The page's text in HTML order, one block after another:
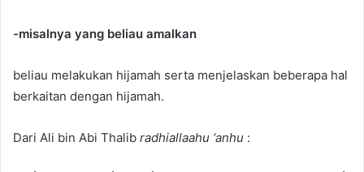
-misalnya yang beliau amalkan
beliau melakukan hijamah serta menjelaskan beberapa hal
berkaitan dengan hijamah.
Dari Ali bin Abi Thalib radhiallaahu ‘anhu :